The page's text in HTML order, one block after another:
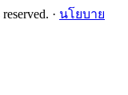
· นโยบาย